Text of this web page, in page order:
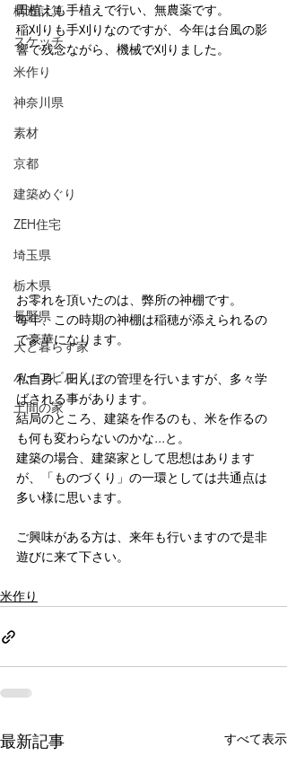
構造計算
スケッチ
米作り
神奈川県
素材
京都
建築めぐり
ZEH住宅
埼玉県
栃木県
長野県
犬と暮らす家
ハーフビルド
土間の家
田植えも手植えで行い、無農薬です。
稲刈りも手刈りなのですが、今年は台風の影
響で残念ながら、機械で刈りました。
お零れを頂いたのは、弊所の神棚です。
毎年、この時期の神棚は稲穂が添えられるの
で豪華になります。
私自身、田んぼの管理を行いますが、多々学
ばされる事があります。
結局のところ、建築を作るのも、米を作るの
も何も変わらないのかな...と。
建築の場合、建築家として思想はあります
が、「ものづくり」の一環としては共通点は
多い様に思います。
ご興味がある方は、来年も行いますので是非
遊びに来て下さい。
米作り
最新記事 すべて表示